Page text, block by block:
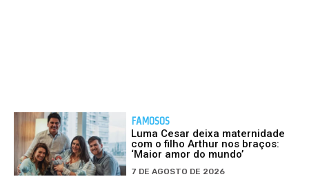
FAMOSOS
Luma Cesar deixa maternidade
com o filho Arthur nos braços:
‘Maior amor do mundo’
7 DE AGOSTO DE 2026